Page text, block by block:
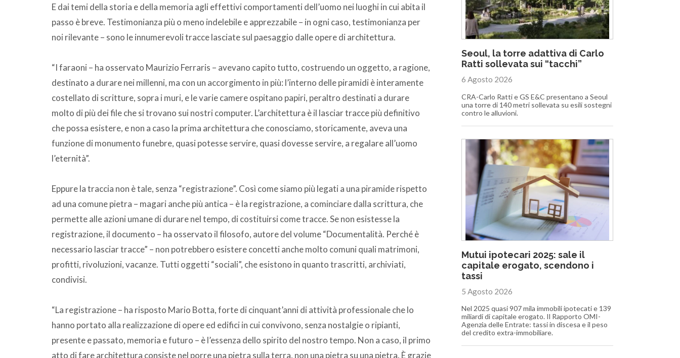
E dai temi della storia e della memoria agli effettivi comportamenti dell’uomo nei luoghi in cui abita il
passo è breve. Testimonianza più o meno indelebile e apprezzabile – in ogni caso, testimonianza per
noi rilevante – sono le innumerevoli tracce lasciate sul paesaggio dalle opere di architettura.
“I faraoni – ha osservato Maurizio Ferraris – avevano capito tutto, costruendo un oggetto, a ragione,
destinato a durare nei millenni, ma con un accorgimento in più: l’interno delle piramidi è interamente
costellato di scritture, sopra i muri, e le varie camere ospitano papiri, peraltro destinati a durare
molto di più dei file che si trovano sui nostri computer. L’architettura è il lasciar tracce più definitivo
che possa esistere, e non a caso la prima architettura che conosciamo, storicamente, aveva una
funzione di monumento funebre, quasi potesse servire, quasi dovesse servire, a regalare all’uomo
l’eternità”.
Eppure la traccia non è tale, senza “registrazione”. Così come siamo più legati a una piramide rispetto
ad una comune pietra – magari anche più antica – è la registrazione, a cominciare dalla scrittura, che
permette alle azioni umane di durare nel tempo, di costituirsi come tracce. Se non esistesse la
registrazione, il documento – ha osservato il filosofo, autore del volume “Documentalità. Perché è
necessario lasciar tracce” – non potrebbero esistere concetti anche molto comuni quali matrimoni,
profitti, rivoluzioni, vacanze. Tutti oggetti “sociali”, che esistono in quanto trascritti, archiviati,
condivisi.
“La registrazione – ha risposto Mario Botta, forte di cinquant’anni di attività professionale che lo
hanno portato alla realizzazione di opere ed edifici in cui convivono, senza nostalgie o ripianti,
presente e passato, memoria e futuro – è l’essenza dello spirito del nostro tempo. Non a caso, il primo
atto di fare architettura consiste nel porre una pietra sulla terra, non una pietra su una pietra. È grazie
Seoul, la torre adattiva di Carlo
Ratti sollevata sui “tacchi”
6 Agosto 2026
CRA-Carlo Ratti e GS E&C presentano a Seoul
una torre di 140 metri sollevata su esili sostegni
contro le alluvioni.
Mutui ipotecari 2025: sale il
capitale erogato, scendono i
tassi
5 Agosto 2026
Nel 2025 quasi 907 mila immobili ipotecati e 139
miliardi di capitale erogato. Il Rapporto OMI-
Agenzia delle Entrate: tassi in discesa e il peso
del credito extra-immobiliare.